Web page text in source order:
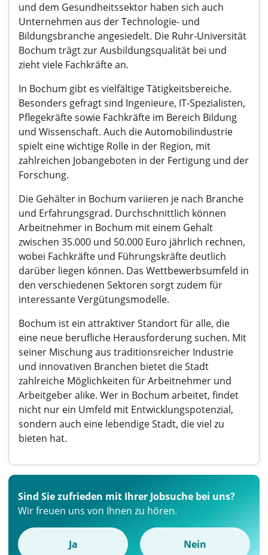
und dem Gesundheitssektor haben sich auch
Unternehmen aus der Technologie- und
Bildungsbranche angesiedelt. Die Ruhr-Universität
Bochum trägt zur Ausbildungsqualität bei und
zieht viele Fachkräfte an.
In Bochum gibt es vielfältige Tätigkeitsbereiche.
Besonders gefragt sind Ingenieure, IT-Spezialisten,
Pflegekräfte sowie Fachkräfte im Bereich Bildung
und Wissenschaft. Auch die Automobilindustrie
spielt eine wichtige Rolle in der Region, mit
zahlreichen Jobangeboten in der Fertigung und der
Forschung.
Die Gehälter in Bochum variieren je nach Branche
und Erfahrungsgrad. Durchschnittlich können
Arbeitnehmer in Bochum mit einem Gehalt
zwischen 35.000 und 50.000 Euro jährlich rechnen,
wobei Fachkräfte und Führungskräfte deutlich
darüber liegen können. Das Wettbewerbsumfeld in
den verschiedenen Sektoren sorgt zudem für
interessante Vergütungsmodelle.
Bochum ist ein attraktiver Standort für alle, die
eine neue berufliche Herausforderung suchen. Mit
seiner Mischung aus traditionsreicher Industrie
und innovativen Branchen bietet die Stadt
zahlreiche Möglichkeiten für Arbeitnehmer und
Arbeitgeber alike. Wer in Bochum arbeitet, findet
nicht nur ein Umfeld mit Entwicklungspotenzial,
sondern auch eine lebendige Stadt, die viel zu
bieten hat.
Sind Sie zufrieden mit Ihrer Jobsuche bei uns?
Wir freuen uns von Ihnen zu hören.
Ja Nein